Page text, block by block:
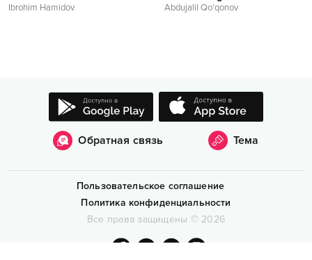
Ibrohim Hamidov
Abdujalil Qo'qonov
Обратная связь Тема
Пользовательское соглашение
Политика конфиденциальности
Все права защищены © 2026